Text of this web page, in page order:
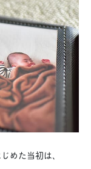
めた当初は、